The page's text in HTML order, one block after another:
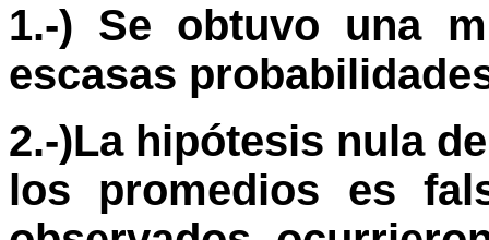
1.-) Se obtuvo una
escasas
2.-)La hipótesis nula
los promedios es